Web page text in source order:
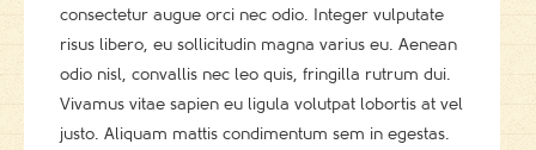
consectetur augue orci nec odio. Integer vulputate
risus libero, eu sollicitudin magna varius eu. Aenean
odio nisl, convallis nec leo quis, fringilla rutrum dui.
Vivamus vitae sapien eu ligula volutpat lobortis at vel
justo. Aliquam mattis condimentum sem in egestas.